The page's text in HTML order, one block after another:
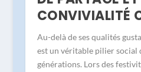
CONVIVIALITÉ
Au-delà de ses qualités
est un véritable pilier social
générations. Lors des